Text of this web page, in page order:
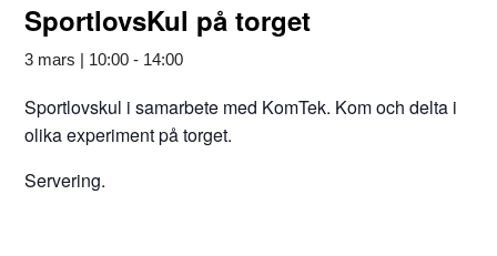
SportlovsKul på torget
3 mars | 10:00 - 14:00
Sportlovskul i samarbete med KomTek. Kom och delta i
olika experiment på torget.
Servering.